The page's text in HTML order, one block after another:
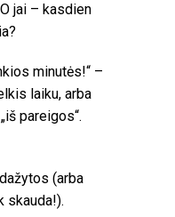
jai – kasdien
minutės!“ –
laiku, arba
pareigos“.
(arba
skauda!).